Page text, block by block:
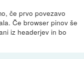
če prvo povezavo
Če browser pinov še
iz headerjev in bo